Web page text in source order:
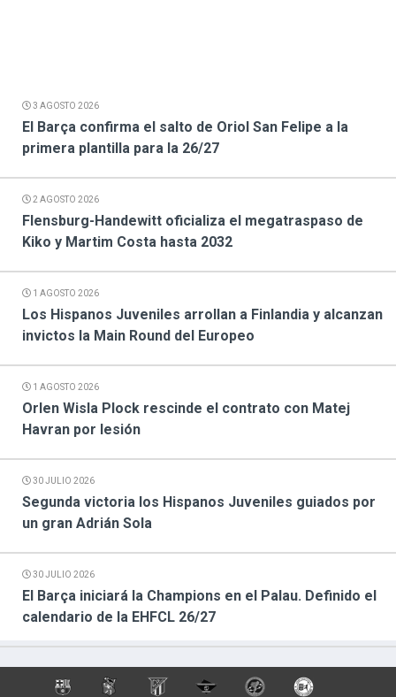
3 AGOSTO 2026
El Barça confirma el salto de Oriol San Felipe a la
primera plantilla para la 26/27
2 AGOSTO 2026
Flensburg-Handewitt oficializa el megatraspaso de
Kiko y Martim Costa hasta 2032
1 AGOSTO 2026
Los Hispanos Juveniles arrollan a Finlandia y alcanzan
invictos la Main Round del Europeo
1 AGOSTO 2026
Orlen Wisla Plock rescinde el contrato con Matej
Havran por lesión
30 JULIO 2026
Segunda victoria los Hispanos Juveniles guiados por
un gran Adrián Sola
30 JULIO 2026
El Barça iniciará la Champions en el Palau. Definido el
calendario de la EHFCL 26/27